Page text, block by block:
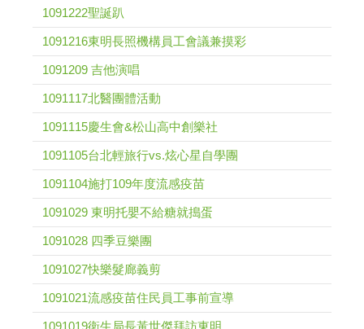
1091222聖誕趴
1091216東明長照機構員工會議兼摸彩
1091209 吉他演唱
1091117北醫團體活動
1091115慶生會&松山高中創樂社
1091105台北輕旅行vs.炫心星自學團
1091104施打109年度流感疫苗
1091029 東明托嬰不給糖就搗蛋
1091028 四季豆樂團
1091027快樂髮廊義剪
1091021流感疫苗住民員工事前宣導
1091019衛生局長黃世傑拜訪東明